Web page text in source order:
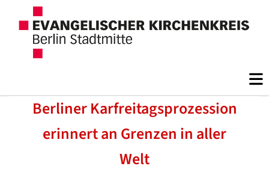
Berliner Karfreitagsprozession
erinnert an Grenzen in aller
Welt